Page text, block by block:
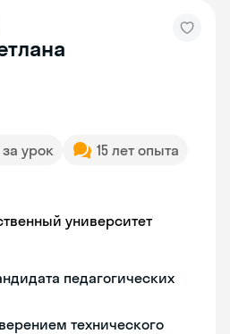
за урок
15 лет опыта
университет
педагогических
технического